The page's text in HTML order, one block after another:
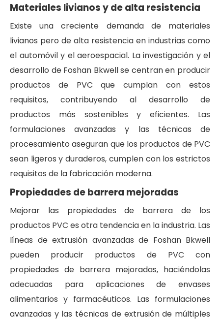
Materiales livianos y de alta resistencia
Existe una creciente demanda de materiales
livianos pero de alta resistencia en industrias como
el automóvil y el aeroespacial. La investigación y el
desarrollo de Foshan Bkwell se centran en producir
productos de PVC que cumplan con estos
requisitos, contribuyendo al desarrollo de
productos más sostenibles y eficientes. Las
formulaciones avanzadas y las técnicas de
procesamiento aseguran que los productos de PVC
sean ligeros y duraderos, cumplen con los estrictos
requisitos de la fabricación moderna.
Propiedades de barrera mejoradas
Mejorar las propiedades de barrera de los
productos PVC es otra tendencia en la industria. Las
líneas de extrusión avanzadas de Foshan Bkwell
pueden producir productos de PVC con
propiedades de barrera mejoradas, haciéndolas
adecuadas para aplicaciones de envases
alimentarios y farmacéuticos. Las formulaciones
avanzadas y las técnicas de extrusión de múltiples